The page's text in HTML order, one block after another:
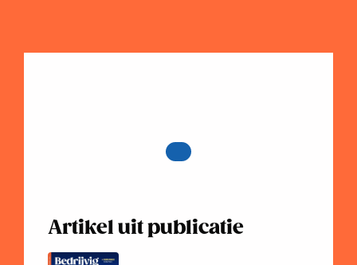
Artikel uit publicatie